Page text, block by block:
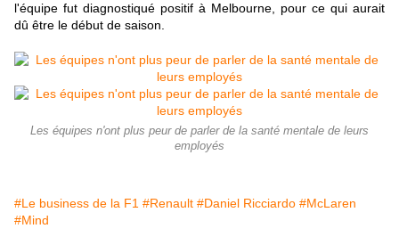
l'équipe fut diagnostiqué positif à Melbourne, pour ce qui aurait
dû être le début de saison.
Les équipes n'ont plus peur de parler de la santé mentale de leurs
employés
#Le business de la F1 #Renault #Daniel Ricciardo #McLaren
#Mind